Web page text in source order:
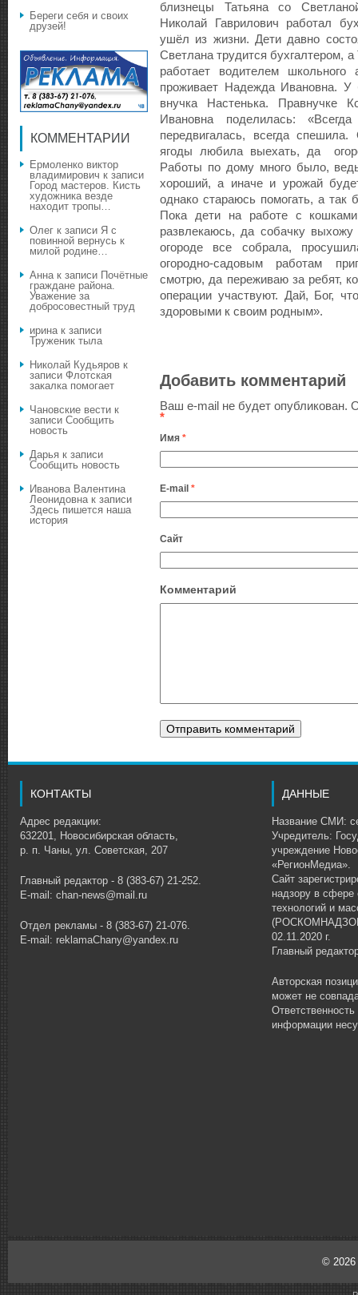
близнецы Татьяна со
Николай Гаврилович работал
ушёл из жизни. Дети давно
Светлана трудится бухгалтером,
работает водителем
проживает Надежда Ивановна.
внучка Настенька.
Ивановна поделилась:
передвигалась, всегда
ягоды любила выехать, да
Работы по дому много было,
хороший, а иначе и урожай
однако стараюсь помогать, а так
Пока дети на работе с
развлекаюсь, да собачку
огороде все собрала,
огородно-садовым работам
смотрю, да переживаю за ребят,
операции участвуют. Дай, Бог,
здоровыми к своим родным».
Добавить комментарий
Ваш e-mail не будет опубликован.
*
Имя *
E-mail *
Сайт
Комментарий
Береги себя и своих
друзей!
КОММЕНТАРИИ
Ермоленко виктор
владимирович к записи
Город мастеров. Кисть
художника везде
находит тропы…
Олег к записи Я с
повинной вернусь к
милой родине…
Аннак записи Почётные
граждане района.
Уважение за
добросовестный труд
иринак записи
Труженик тыла
Николай Кудьяров к
записи Флотская
закалка помогает
Чановские вести к
записи Сообщить
новость
Дарья к записи
Сообщить новость
Иванова Валентина
Леонидовнак записи
Здесь пишется наша
история
КОНТАКТЫ
Адрес редакции:
632201, Новосибирская область,
р. п. Чаны, ул. Советская, 207
Главный редактор - 8 (383-67) 21-252.
E-mail: chan-news@mail.ru
Отдел рекламы - 8 (383-67) 21-076.
E-mail: reklamaChany@yandex.ru
ДАННЫЕ
Название СМИ:
Учредитель:
учреждение
«РегионМедиа».
Сайт
надзору в
технологий и
02.11.2020 г.
Главный
Авторская
может не
информации
© 2026